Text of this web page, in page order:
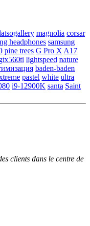
magnolia corsar
headphones samsung
pine trees G Pro X A17
lightspeed nature
baden-baden
pastel white ultra
i9-12900K santa Saint
clients dans le centre de